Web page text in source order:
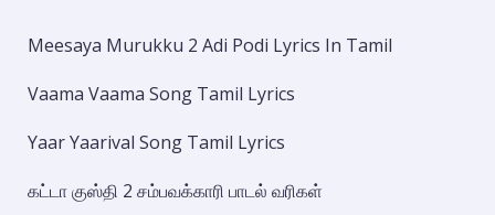
Meesaya Murukku 2 Adi Podi Lyrics In Tamil
Vaama Vaama Song Tamil Lyrics
Yaar Yaarival Song Tamil Lyrics
கட்டா குஸ்தி 2 சம்பவக்காரி பாடல் வரிகள்